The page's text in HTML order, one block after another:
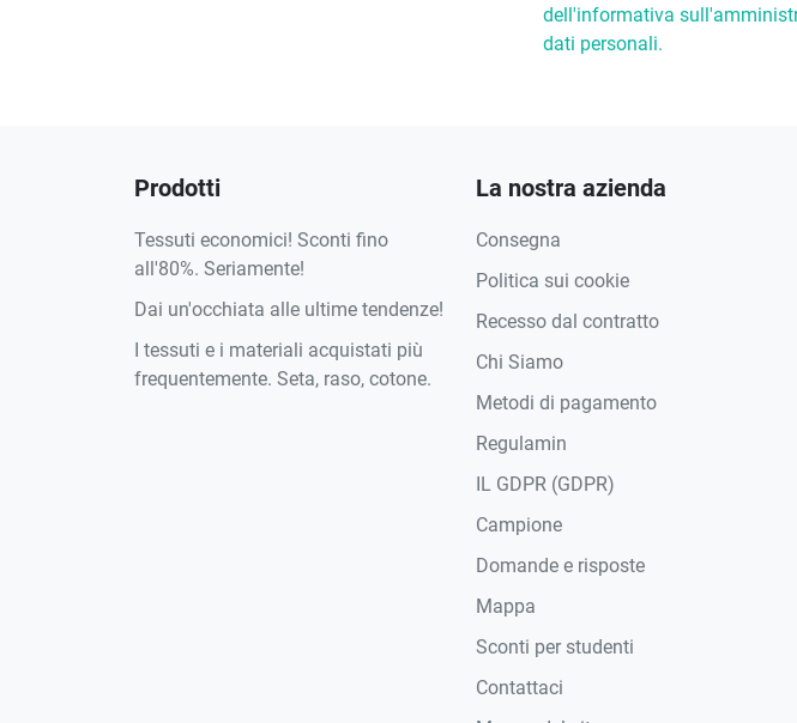
dell'informativa
dati personali.
Prodotti
Tessuti economici! Sconti fino
all'80%. Seriamente!
Dai un'occhiata alle ultime tendenze!
I tessuti e i materiali acquistati più
frequentemente. Seta, raso, cotone.
La nostra azienda
Consegna
Politica sui cookie
Recesso dal contratto
Chi Siamo
Metodi di pagamento
Regulamin
IL GDPR (GDPR)
Campione
Domande e risposte
Mappa
Sconti per studenti
Contattaci